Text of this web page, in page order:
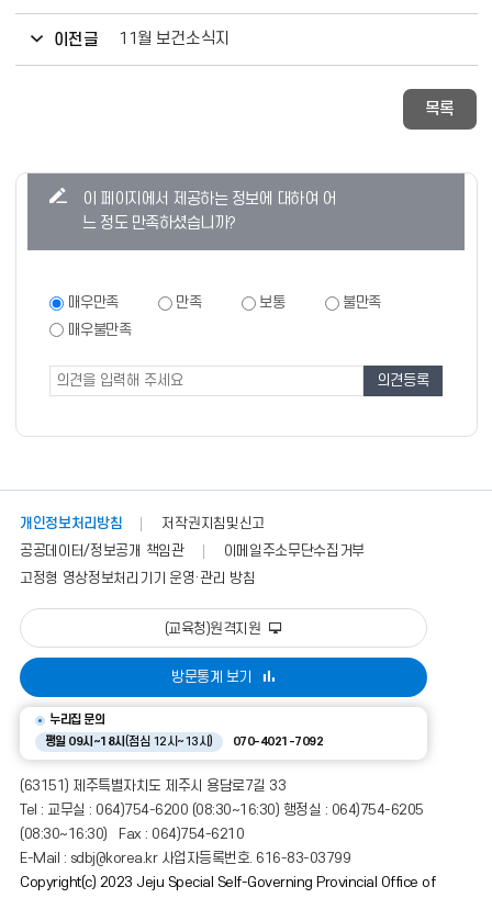
이전글 11월 보건소식지
목록
이 페이지에서 제공하는 정보에 대하여 어
느 정도 만족하셨습니까?
만
족
조
사
매우만족 만족 보통
불만족
매우불만족
개인정보처리방침
저작권지침및신고
공공데이터/정보공개 책임관
이메일주소무단수집거부
고정형 영상정보처리기기 운영·관리 방침
(교육청)원격지원
방문통계 보기
누리집 문의
평일 09시~18시 (점심 12시~13시) 070-4021-7092
(63151) 제주특별자치도 제주시 용담로7길 33
Tel : 교무실 : 064)754-6200 (08:30~16:30) 행정실 : 064)754-6205
(08:30~16:30) Fax : 064)754-6210
E-Mail : sdbj@korea.kr 사업자등록번호. 616-83-03799
Copyright(c) 2023 Jeju Special Self-Governing Provincial Office of